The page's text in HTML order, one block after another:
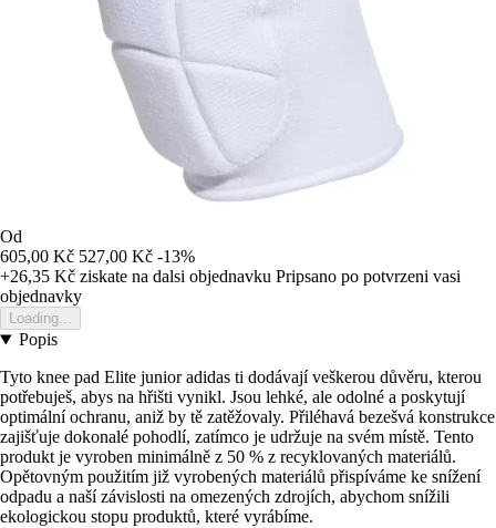
Od
605,00 Kč 527,00 Kč -13%
+26,35 Kč ziskate na dalsi objednavku Pripsano po potvrzeni vasi
objednavky
Loading...
Popis
Tyto knee pad Elite junior adidas ti dodávají veškerou důvěru, kterou
potřebuješ, abys na hřišti vynikl. Jsou lehké, ale odolné a poskytují
optimální ochranu, aniž by tě zatěžovaly. Přiléhavá bezešvá konstrukce
zajišťuje dokonalé pohodlí, zatímco je udržuje na svém místě. Tento
produkt je vyroben minimálně z 50 % z recyklovaných materiálů.
Opětovným použitím již vyrobených materiálů přispíváme ke snížení
odpadu a naší závislosti na omezených zdrojích, abychom snížili
ekologickou stopu produktů, které vyrábíme.